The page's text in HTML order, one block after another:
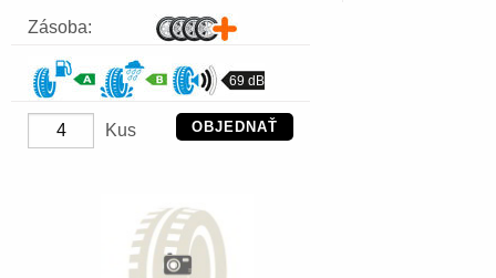
Zásoba:
69 dB
Kus OBJEDNAŤ